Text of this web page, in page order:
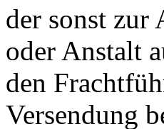
der sonst zur
oder Anstalt
den
Versendung